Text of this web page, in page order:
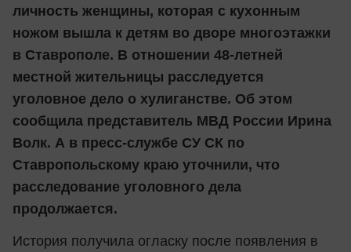
личность женщины, которая с кухонным
ножом вышла к детям во дворе многоэтажки
в Ставрополе. В отношении 48-летней
местной жительницы расследуется
уголовное дело о хулиганстве. Об этом
сообщила представитель МВД России Ирина
Волк. А в пресс-службе СУ СК по
Ставропольскому краю уточнили, что
расследование уголовного дела
продолжается.
История получила огласку после появления в